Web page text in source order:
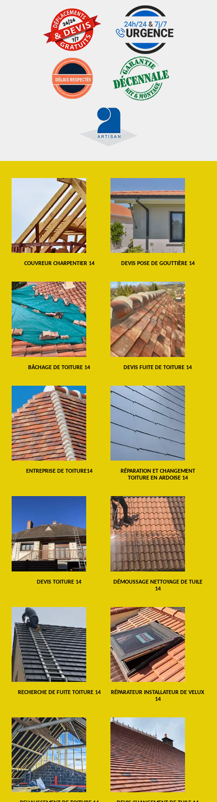
COUVREUR CHARPENTIER 14 DEVIS POSE DE GOUTTIÈRE 14
BÂCHAGE DE TOITURE 14 DEVIS FUITE DE TOITURE 14
ENTREPRISE DE TOITURE14
RÉPARATION ET CHANGEMENT
TOITURE EN ARDOISE 14
DEVIS TOITURE 14
DÉMOUSSAGE NETTOYAGE DE TUILE
14
RECHERCHE DE FUITE TOITURE 14
RÉPARATEUR INSTALLATEUR DE VELUX
14